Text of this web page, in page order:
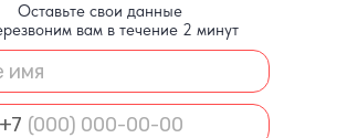
Оставьте свои данные
вам в течение 2 минут
+7